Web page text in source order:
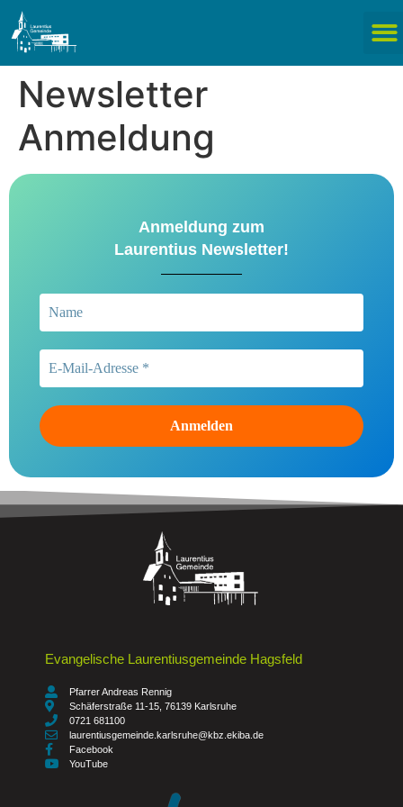
Newsletter
Anmeldung
Anmeldung zum
Laurentius Newsletter!
Evangelische Laurentiusgemeinde Hagsfeld
Pfarrer Andreas Rennig
Schäferstraße 11-15, 76139 Karlsruhe
0721 681100
laurentiusgemeinde.karlsruhe@kbz.ekiba.de
Facebook
YouTube